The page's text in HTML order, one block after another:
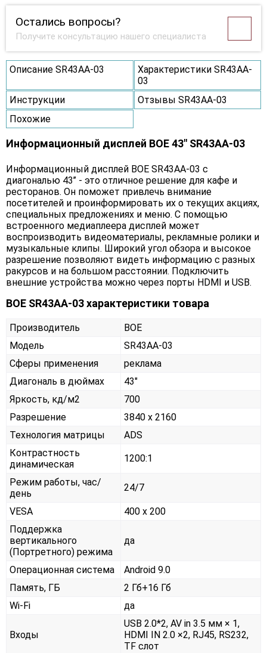
Остались вопросы?
Получите консультацию нашего специалиста
Описание SR43AA-03
Характеристики SR43AA-
03
Инструкции
Отзывы SR43AA-03
Похожие
Информационный дисплей BOE 43" SR43AA-03
Информационный дисплей BOE SR43AA-03 с
диагональю 43’’ - это отличное решение для кафе и
ресторанов. Он поможет привлечь внимание
посетителей и проинформировать их о текущих акциях,
специальных предложениях и меню. С помощью
встроенного медиаплеера дисплей может
воспроизводить видеоматериалы, рекламные ролики и
музыкальные клипы. Широкий угол обзора и высокое
разрешение позволяют видеть информацию с разных
ракурсов и на большом расстоянии. Подключить
внешние устройства можно через порты HDMI и USB.
BOE SR43AA-03 характеристики товара
Производитель
BOE
Модель
SR43AA-03
Сферы применения
реклама
Диагональ в дюймах
43"
Яркость, кд/м2
700
Разрешение
3840 x 2160
Технология матрицы
ADS
Контрастность
динамическая
1200:1
Режим работы, час/
день
24/7
VESA
400 x 200
Поддержка
вертикального
(Портретного) режима
да
Операционная система
Android 9.0
Память, ГБ
2 Гб+16 Гб
Wi-Fi
да
Входы
USB 2.0*2, AV in 3.5 мм × 1,
HDMI IN 2.0 ×2, RJ45, RS232,
TF слот